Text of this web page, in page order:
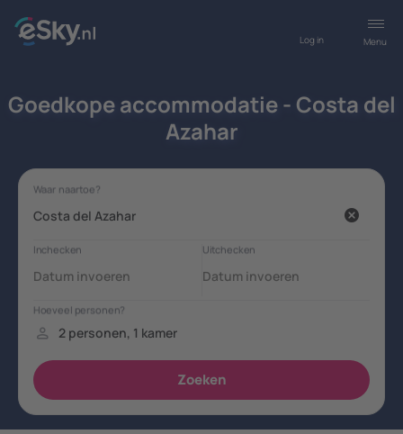
Menu
Log in
Goedkope accommodatie - Costa del
Azahar